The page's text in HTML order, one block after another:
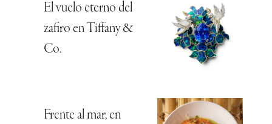
El vuelo eterno del
zafiro en Tiffany &
Co.
Frente al mar, en